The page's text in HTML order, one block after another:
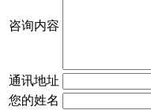
咨询内容
通讯地址
您的姓名